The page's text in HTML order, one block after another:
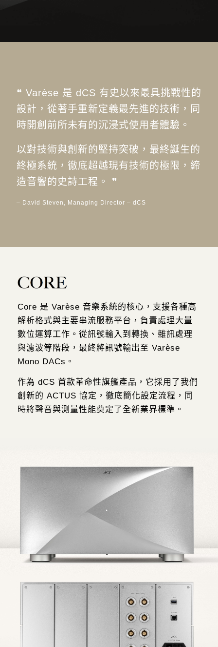
❝ Varèse 是 dCS 有史以來最具挑戰性的
設計，從著手重新定義最先進的技術，同
時開創前所未有的沉浸式使用者體驗。
以對技術與創新的堅持突破，最終誕生的
終極系統，徹底超越現有技術的極限，締
造音響的史詩工程。 ❞
– David Steven, Managing Director – dCS
Core 是 Varèse 音樂系統的核心，支援各種高
解析格式與主要串流服務平台，負責處理大量
數位運算工作。從訊號輸入到轉換、雜訊處理
與濾波等階段，最終將訊號輸出至 Varèse
Mono DACs。
作為 dCS 首款革命性旗艦產品，它採用了我們
創新的 ACTUS 協定，徹底簡化設定流程，同
時將聲音與測量性能奠定了全新業界標準。